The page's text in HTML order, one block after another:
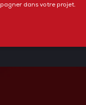
dans votre projet.